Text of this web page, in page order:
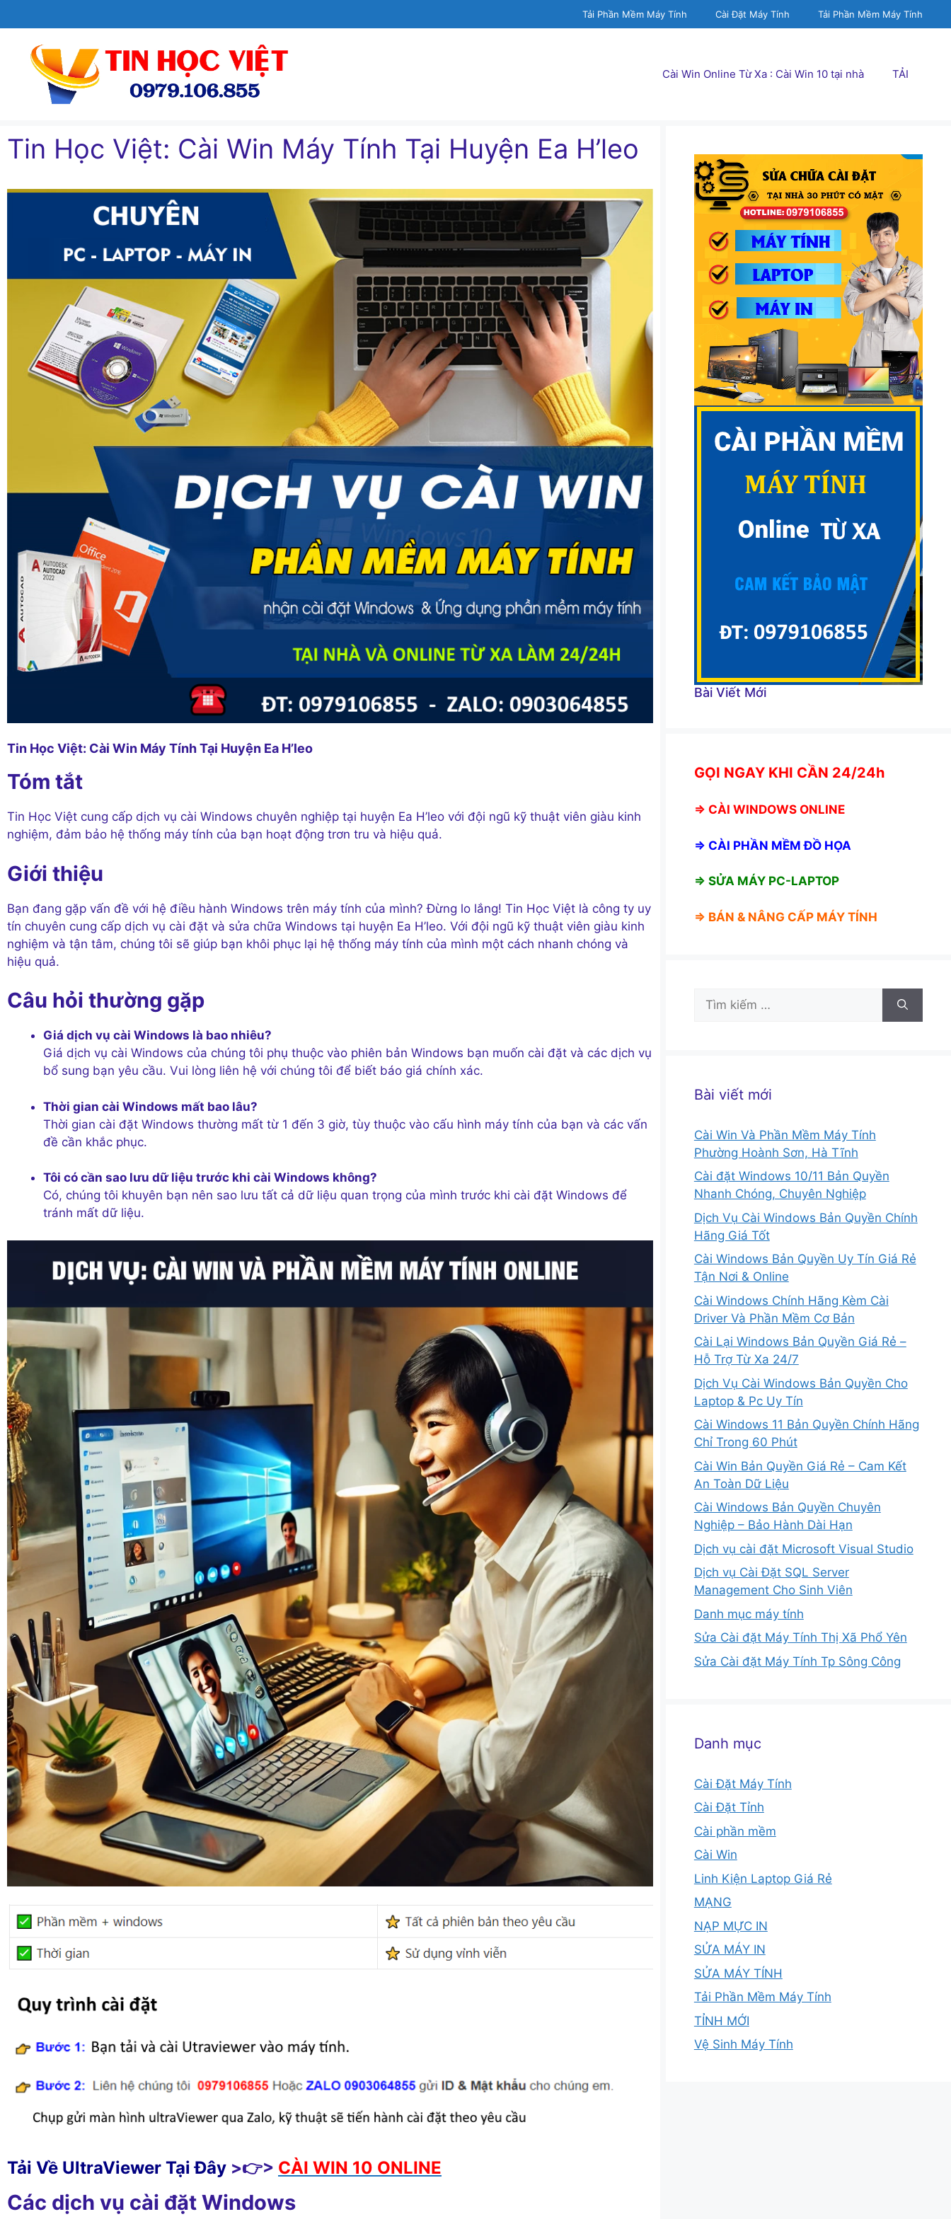
đến
Tải Phần Mềm Máy Tính Cài Đặt Máy Tính Tải Phần Mềm Máy Tính
Cài Win Online Từ Xa : Cài Win 10 tại nhà TẢI
Tin Học Việt: Cài Win Máy Tính Tại Huyện Ea H’leo
Tin Học Việt: Cài Win Máy Tính Tại Huyện Ea H’leo
Tóm tắt
Tin Học Việt cung cấp dịch vụ cài Windows chuyên nghiệp tại huyện Ea H’leo với đội ngũ kỹ thuật viên giàu kinh
nghiệm, đảm bảo hệ thống máy tính của bạn hoạt động trơn tru và hiệu quả.
Giới thiệu
Bạn đang gặp vấn đề với hệ điều hành Windows trên máy tính của mình? Đừng lo lắng! Tin Học Việt là công ty uy
tín chuyên cung cấp dịch vụ cài đặt và sửa chữa Windows tại huyện Ea H’leo. Với đội ngũ kỹ thuật viên giàu kinh
nghiệm và tận tâm, chúng tôi sẽ giúp bạn khôi phục lại hệ thống máy tính của mình một cách nhanh chóng và
hiệu quả.
Câu hỏi thường gặp
Giá dịch vụ cài Windows là bao nhiêu?
Giá dịch vụ cài Windows của chúng tôi phụ thuộc vào phiên bản Windows bạn muốn cài đặt và các dịch vụ
bổ sung bạn yêu cầu. Vui lòng liên hệ với chúng tôi để biết báo giá chính xác.
Thời gian cài Windows mất bao lâu?
Thời gian cài đặt Windows thường mất từ 1 đến 3 giờ, tùy thuộc vào cấu hình máy tính của bạn và các vấn
đề cần khắc phục.
Tôi có cần sao lưu dữ liệu trước khi cài Windows không?
Có, chúng tôi khuyên bạn nên sao lưu tất cả dữ liệu quan trọng của mình trước khi cài đặt Windows để
tránh mất dữ liệu.
Tải Về UltraViewer Tại Đây >👉> CÀI WIN 10 ONLINE
Các dịch vụ cài đặt Windows
Bài Viết Mới
GỌI NGAY KHI CẦN 24/24h
⇒ CÀI WINDOWS ONLINE
⇒ CÀI PHẦN MỀM ĐỒ HỌA
⇒ SỬA MÁY PC-LAPTOP
⇒ BÁN & NÂNG CẤP MÁY TÍNH
Tìm
kiếm
Bài viết mới
Cài Win Và Phần Mềm Máy Tính
Phường Hoành Sơn, Hà Tĩnh
Cài đặt Windows 10/11 Bản Quyền
Nhanh Chóng, Chuyên Nghiệp
Dịch Vụ Cài Windows Bản Quyền Chính
Hãng Giá Tốt
Cài Windows Bản Quyền Uy Tín Giá Rẻ
Tận Nơi & Online
Cài Windows Chính Hãng Kèm Cài
Driver Và Phần Mềm Cơ Bản
Cài Lại Windows Bản Quyền Giá Rẻ –
Hỗ Trợ Từ Xa 24/7
Dịch Vụ Cài Windows Bản Quyền Cho
Laptop & Pc Uy Tín
Cài Windows 11 Bản Quyền Chính Hãng
Chỉ Trong 60 Phút
Cài Win Bản Quyền Giá Rẻ – Cam Kết
An Toàn Dữ Liệu
Cài Windows Bản Quyền Chuyên
Nghiệp – Bảo Hành Dài Hạn
Dịch vụ cài đặt Microsoft Visual Studio
Dịch vụ Cài Đặt SQL Server
Management Cho Sinh Viên
Danh mục máy tính
Sửa Cài đặt Máy Tính Thị Xã Phổ Yên
Sửa Cài đặt Máy Tính Tp Sông Công
Danh mục
Cài Đặt Máy Tính
Cài Đặt Tỉnh
Cài phần mềm
Cài Win
Linh Kiện Laptop Giá Rẻ
MẠNG
NẠP MỰC IN
SỬA MÁY IN
SỬA MÁY TÍNH
Tải Phần Mềm Máy Tính
TỈNH MỚI
Vệ Sinh Máy Tính